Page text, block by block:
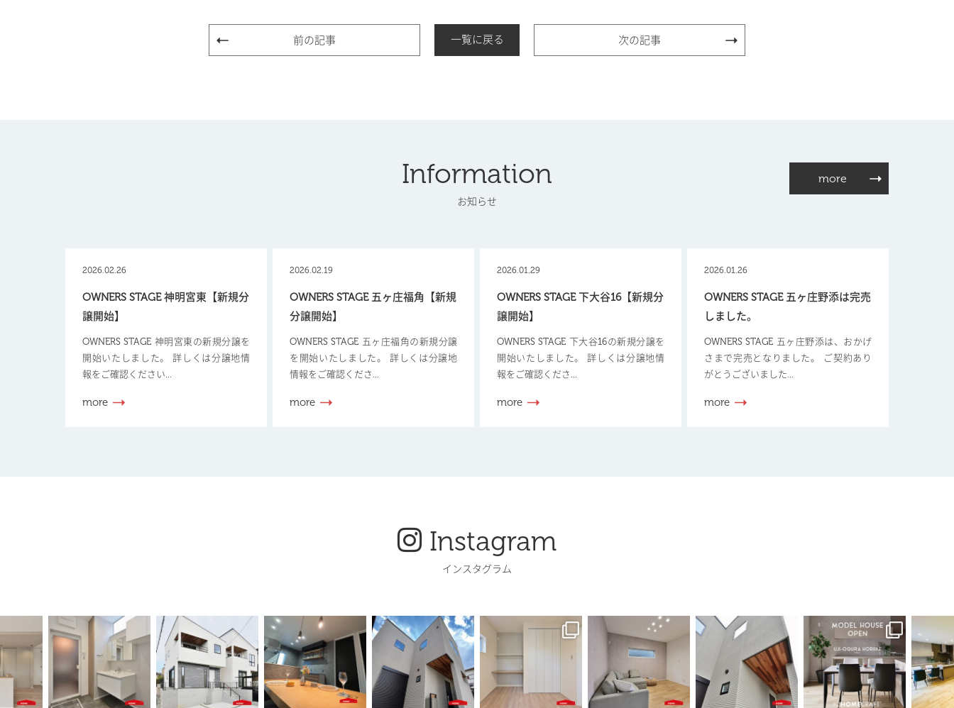
前の記事 一覧に戻る 次の記事
Information
お知らせ
2026.02.26
OWNERS STAGE 神明宮東【新規分
譲開始】
OWNERS STAGE 神明宮東の新規分譲を
開始いたしました。 詳しくは分譲地情
報をご確認ください...
more
2026.02.19
OWNERS STAGE 五ヶ庄福角【新規
分譲開始】
OWNERS STAGE 五ヶ庄福角の新規分譲
を開始いたしました。 詳しくは分譲地
情報をご確認くださ...
more
2026.01.29
OWNERS STAGE 下大谷16【新規分
譲開始】
OWNERS STAGE 下大谷16の新規分譲を
開始いたしました。 詳しくは分譲地情
報をご確認くださ...
more
2026.01.26
OWNERS STAGE 五ヶ庄野添は完売
しました。
OWNERS STAGE 五ヶ庄野添は、おかげ
さまで完売となりました。 ご契約あり
がとうございました...
more
more
Instagram
インスタグラム